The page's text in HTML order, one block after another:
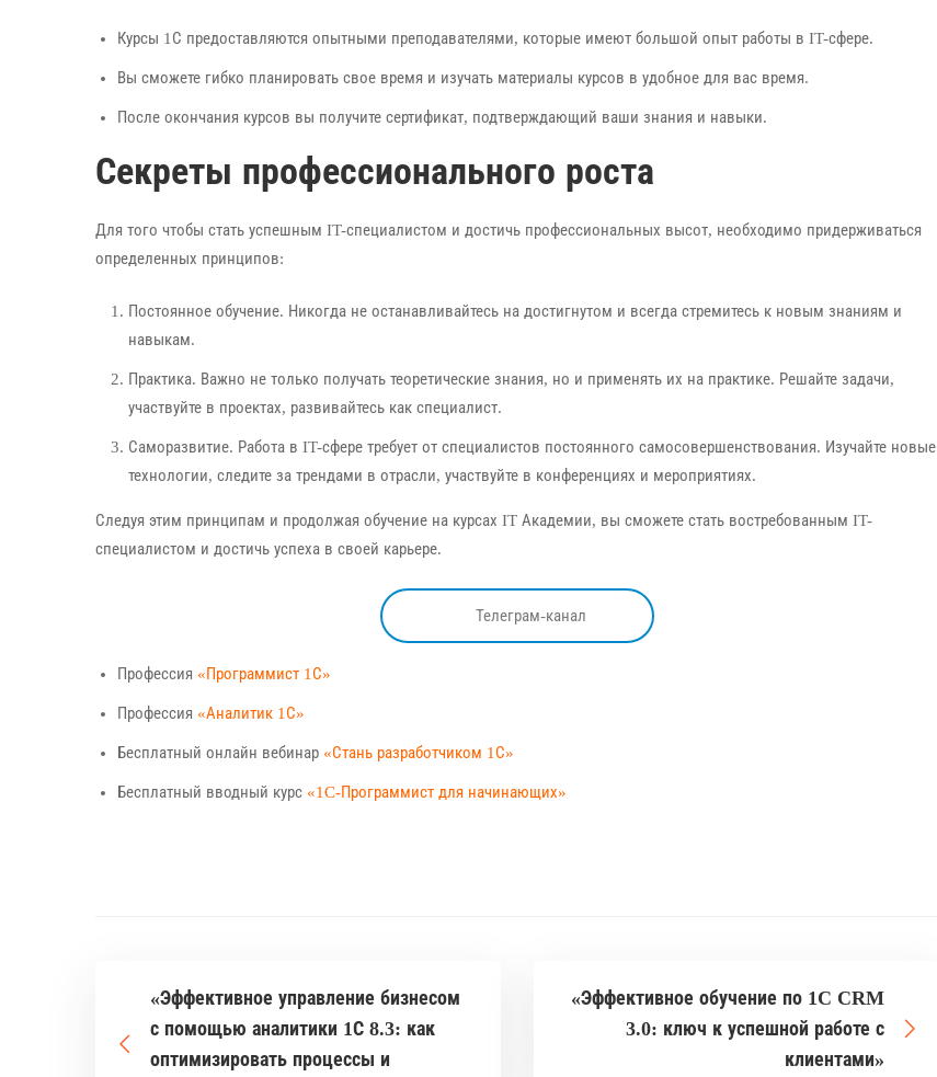
Курсы 1С предоставляются опытными преподавателями, которые имеют большой опыт работы в IT-сфере.
Вы сможете гибко планировать свое время и изучать материалы курсов в удобное для вас время.
После окончания курсов вы получите сертификат, подтверждающий ваши знания и навыки.
Секреты профессионального роста
Для того чтобы стать успешным IT-специалистом и достичь профессиональных высот, необходимо придерживаться
определенных принципов:
Постоянное обучение. Никогда не останавливайтесь на достигнутом и всегда стремитесь к новым знаниям и
навыкам.
Практика. Важно не только получать теоретические знания, но и применять их на практике. Решайте задачи,
участвуйте в проектах, развивайтесь как специалист.
Саморазвитие. Работа в IT-сфере требует от специалистов постоянного самосовершенствования. Изучайте новые
технологии, следите за трендами в отрасли, участвуйте в конференциях и мероприятиях.
Следуя этим принципам и продолжая обучение на курсах IT Академии, вы сможете стать востребованным IT-
специалистом и достичь успеха в своей карьере.
Телеграм-канал
Профессия «Программист 1С»
Профессия «Аналитик 1С»
Бесплатный онлайн вебинар «Стань разработчиком 1С»
Бесплатный вводный курс «1C-Программист для начинающих»
«Эффективное управление бизнесом
с помощью аналитики 1С 8.3: как
оптимизировать процессы и
«Эффективное обучение по 1C CRM
3.0: ключ к успешной работе с
клиентами»